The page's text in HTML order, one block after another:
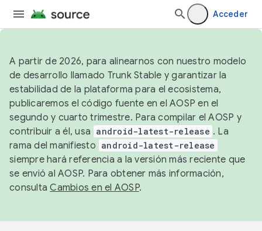
Acceder
A partir de 2026, para alinearnos con nuestro modelo
de desarrollo llamado Trunk Stable y garantizar la
estabilidad de la plataforma para el ecosistema,
publicaremos el código fuente en el AOSP en el
segundo y cuarto trimestre. Para compilar el AOSP y
contribuir a él, usa android-latest-release . La
rama del manifiesto android-latest-release
siempre hará referencia a la versión más reciente que
se envió al AOSP. Para obtener más información,
consultaCambios en el AOSP.